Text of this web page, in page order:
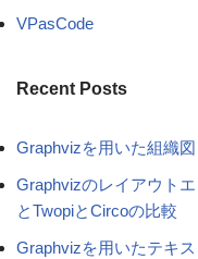
VPasCode
Recent Posts
Graphvizを用いた組織
Graphvizのレイアウト
とTwopiとCircoの比較
Graphvizを用いたテキ